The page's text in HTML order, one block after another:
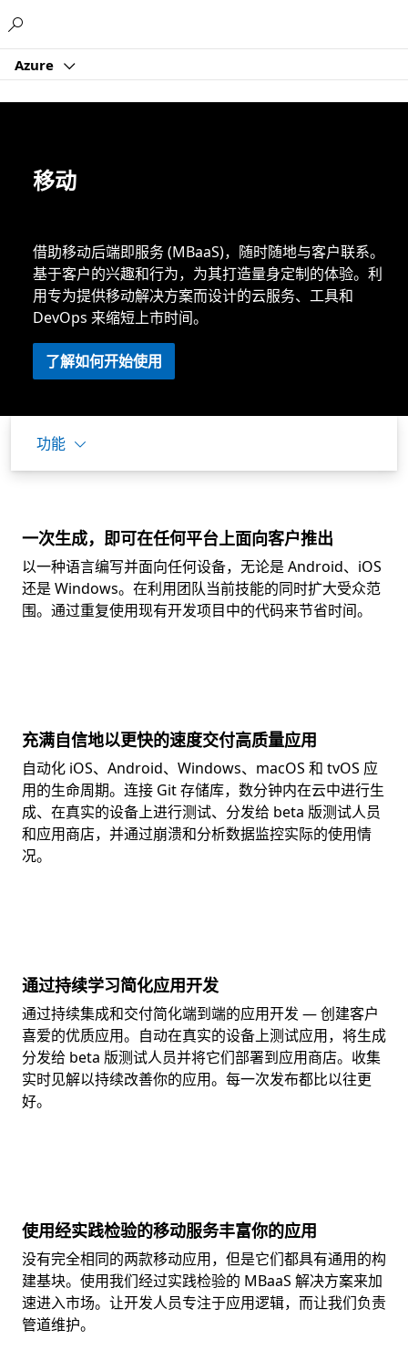
Azure
移动
借助移动后端即服务 (MBaaS)，随时随地与客户联系。
基于客户的兴趣和行为，为其打造量身定制的体验。利
用专为提供移动解决方案而设计的云服务、工具和
DevOps 来缩短上市时间。
了解如何开始使用
功能
一次生成，即可在任何平台上面向客户推出
以一种语言编写并面向任何设备，无论是 Android、iOS
还是 Windows。在利用团队当前技能的同时扩大受众范
围。通过重复使用现有开发项目中的代码来节省时间。
充满自信地以更快的速度交付高质量应用
自动化 iOS、Android、Windows、macOS 和 tvOS 应
用的生命周期。连接 Git 存储库，数分钟内在云中进行生
成、在真实的设备上进行测试、分发给 beta 版测试人员
和应用商店，并通过崩溃和分析数据监控实际的使用情
况。
通过持续学习简化应用开发
通过持续集成和交付简化端到端的应用开发 — 创建客户
喜爱的优质应用。自动在真实的设备上测试应用，将生成
分发给 beta 版测试人员并将它们部署到应用商店。收集
实时见解以持续改善你的应用。每一次发布都比以往更
好。
使用经实践检验的移动服务丰富你的应用
没有完全相同的两款移动应用，但是它们都具有通用的构
建基块。使用我们经过实践检验的 MBaaS 解决方案来加
速进入市场。让开发人员专注于应用逻辑，而让我们负责
管道维护。